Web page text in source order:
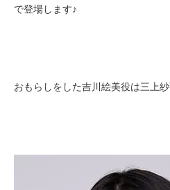
で登場します♪
おもらしをした吉川絵美役は三上